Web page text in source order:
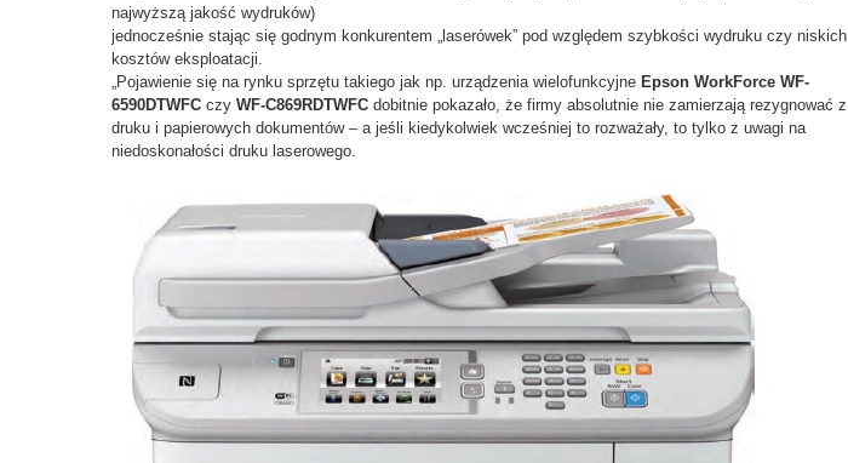
najwyższą jakość wydruków)
jednocześnie stając się godnym konkurentem „laserówek” pod względem szybkości wydruku czy niskich
kosztów eksploatacji.
„Pojawienie się na rynku sprzętu takiego jak np. urządzenia wielofunkcyjne Epson WorkForce WF-
6590DTWFC czy WF-C869RDTWFC dobitnie pokazało, że firmy absolutnie nie zamierzają rezygnować z
druku i papierowych dokumentów – a jeśli kiedykolwiek wcześniej to rozważały, to tylko z uwagi na
niedoskonałości druku laserowego.